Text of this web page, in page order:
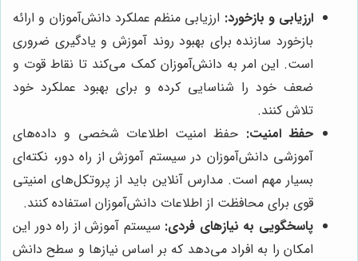
ارزیابی و بازخورد: ارزیابی منظم عملکرد دانش‌آموزان و ارائه
بازخورد سازنده برای بهبود روند آموزش و یادگیری ضروری
است. این امر به دانش‌آموزان کمک می‌کند تا نقاط قوت و
ضعف خود را شناسایی کرده و برای بهبود عملکرد خود
تلاش کنند.
حفظ امنیت: حفظ امنیت اطلاعات شخصی و داده‌های
آموزشی دانش‌آموزان در سیستم آموزش از راه دور، نکته‌ای
بسیار مهم است. مدارس آنلاین باید از پروتکل‌های امنیتی
قوی برای محافظت از اطلاعات دانش‌آموزان استفاده کنند.
پاسخگویی به نیازهای فردی: سیستم آموزش از راه دور این
امکان را به افراد می‌دهد که بر اساس نیازها و سطح دانش